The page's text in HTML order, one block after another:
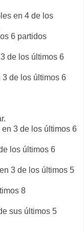
en 4 de los
6 partidos
de los últimos 6
de los últimos 6
3 de los últimos 6
los últimos 6
3 de los últimos 5
8
sus últimos 5